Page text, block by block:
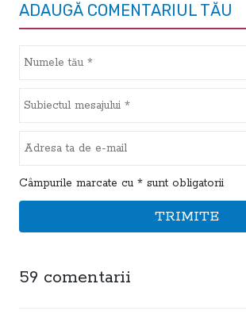
ADAUGĂ COMENTARIUL TĂU
Câmpurile marcate cu * sunt obligatorii
TRIMITE
59 comentarii